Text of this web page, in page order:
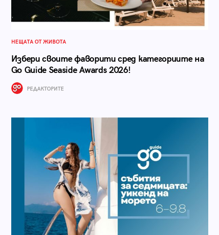
НЕЩАТА ОТ ЖИВОТА
Избери своите фаворити сред категориите на
Go Guide Seaside Awards 2026!
РЕДАКТОРИТЕ